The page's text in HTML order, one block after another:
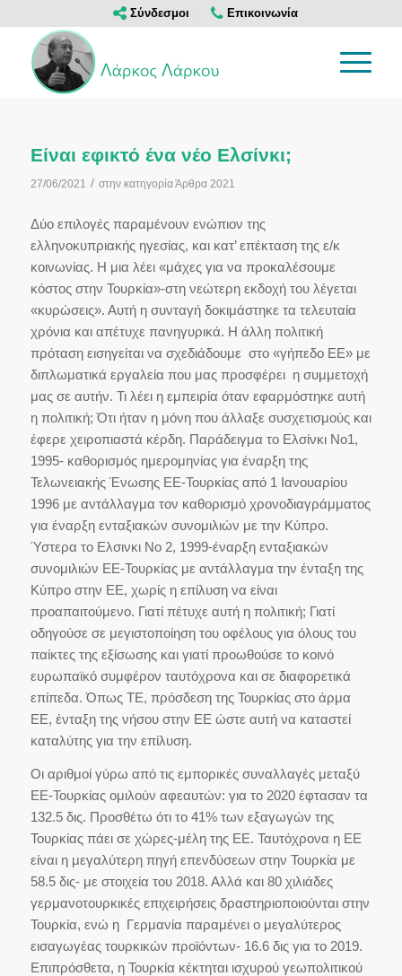
Σύνδεσμοι Επικοινωνία
Είναι εφικτό ένα νέο Ελσίνκι;
27/06/2021 / στην κατηγορίαΆρθρα 2021
Δύο επιλογές παραμένουν ενώπιον της
ελληνοκυπριακής ηγεσίας, και κατ’ επέκταση της ε/κ
κοινωνίας. Η μια λέει «μάχες για να προκαλέσουμε
κόστος στην Τουρκία»-στη νεώτερη εκδοχή του λέγεται
«κυρώσεις». Αυτή η συνταγή δοκιμάστηκε τα τελευταία
χρόνια και απέτυχε πανηγυρικά. Η άλλη πολιτική
πρόταση εισηγείται να σχεδιάδουμε στο «γήπεδο ΕΕ» με
διπλωματικά εργαλεία που μας προσφέρει η συμμετοχή
μας σε αυτήν. Τι λέει η εμπειρία όταν εφαρμόστηκε αυτή
η πολιτική; Ότι ήταν η μόνη που άλλαξε συσχετισμούς και
έφερε χειροπιαστά κέρδη. Παράδειγμα το Ελσίνκι Νο1,
1995- καθορισμός ημερομηνίας για έναρξη της
Τελωνειακής Ένωσης ΕΕ-Τουρκίας από 1 Ιανουαρίου
1996 με αντάλλαγμα τον καθορισμό χρονοδιαγράμματος
για έναρξη ενταξιακών συνομιλιών με την Κύπρο.
Ύστερα το Ελσινκι Νο 2, 1999-έναρξη ενταξιακών
συνομιλιών ΕΕ-Τουρκίας με αντάλλαγμα την ένταξη της
Κύπρο στην ΕΕ, χωρίς η επίλυση να είναι
προαπαιτούμενο. Γιατί πέτυχε αυτή η πολιτική; Γιατί
οδηγούσε σε μεγιστοποίηση του οφέλους για όλους του
παίκτες της εξίσωσης και γιατί προωθούσε το κοινό
ευρωπαϊκό συμφέρον ταυτόχρονα και σε διαφορετικά
επίπεδα. Όπως ΤΕ, πρόσδεση της Τουρκίας στο άρμα
ΕΕ, ένταξη της νήσου στην ΕΕ ώστε αυτή να καταστεί
καταλύτης για την επίλυση.
Οι αριθμοί γύρω από τις εμπορικές συναλλαγές μεταξύ
ΕΕ-Τουρκίας ομιλούν αφεαυτών: για το 2020 έφτασαν τα
132.5 δις. Προσθέτω ότι το 41% των εξαγωγών της
Τουρκίας πάει σε χώρες-μέλη της ΕΕ. Ταυτόχρονα η ΕΕ
είναι η μεγαλύτερη πηγή επενδύσεων στην Τουρκία με
58.5 δις- με στοιχεία του 2018. Αλλά και 80 χιλιάδες
γερμανοτουρκικές επιχειρήσεις δραστηριοποιούνται στην
Τουρκία, ενώ η Γερμανία παραμένει ο μεγαλύτερος
εισαγωγέας τουρκικών προϊόντων- 16.6 δις για το 2019.
Επιπρόσθετα, η Τουρκία κέκτηται ισχυρού γεωπολιτικού